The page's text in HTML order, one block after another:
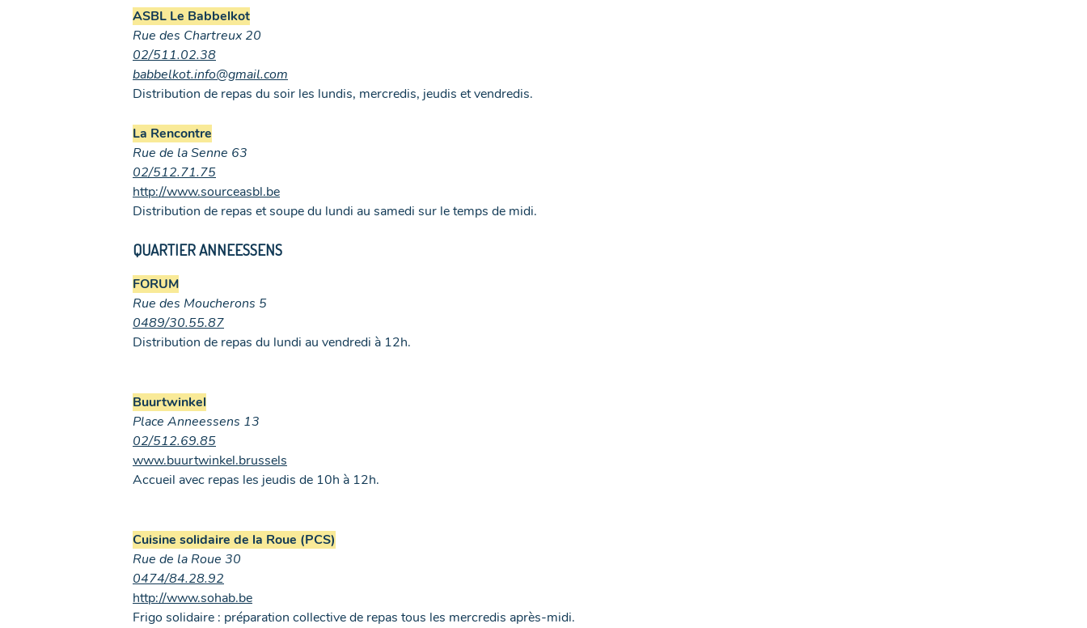
ASBL Le Babbelkot
Rue des Chartreux 20
02/511.02.38
babbelkot.info@gmail.com
Distribution de repas du soir les lundis, mercredis, jeudis et vendredis.
La Rencontre
Rue de la Senne 63
02/512.71.75
http://www.sourceasbl.be
Distribution de repas et soupe du lundi au samedi sur le temps de midi.
QUARTIER ANNEESSENS
FORUM
Rue des Moucherons 5
0489/30.55.87
Distribution de repas du lundi au vendredi à 12h.
Buurtwinkel
Place Anneessens 13
02/512.69.85
www.buurtwinkel.brussels
Accueil avec repas les jeudis de 10h à 12h.
Cuisine solidaire de la Roue (PCS)
Rue de la Roue 30
0474/84.28.92
http://www.sohab.be
Frigo solidaire : préparation collective de repas tous les mercredis après-midi.